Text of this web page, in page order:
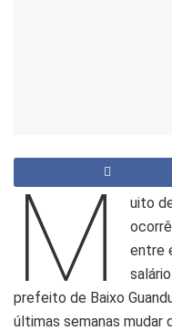
M
uito
entre
prefeito de Baixo
últimas semanas